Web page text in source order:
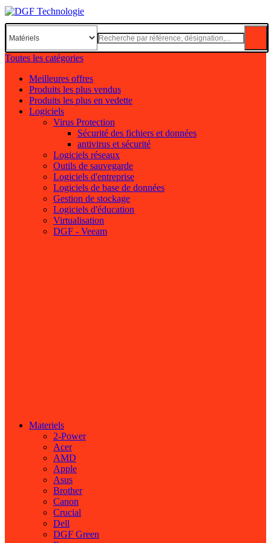
Toutes les catégories
Meilleures offres
Produits les plus vendus
Produits les plus en vedette
Logiciels
Virus Protection
Sécurité des fichiers et données
antivirus et sécurité
Logiciels réseaux
Outils de sauvegarde
Logiciels d'entreprise
Logiciels de base de données
Gestion de stockage
Logiciels d'éducation
Virtualisation
DGF - Veeam
Materiels
2-Power
Acer
AMD
Apple
Asus
Brother
Canon
Crucial
Dell
DGF Green